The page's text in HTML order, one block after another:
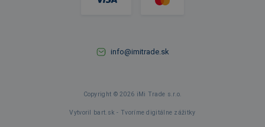
info@imitrade.sk
Copyright © 2026 iMi Trade s.r.o.
Vytvoril bart.sk - Tvoríme digitálne zážitky